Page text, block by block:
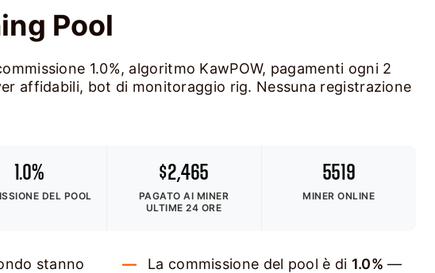
Pool
1.0%, algoritmo KawPOW, pagamenti ogni 2
affidabili, bot di monitoraggio rig. Nessuna registrazione
1.0%
DEL POOL
$2,465
PAGATO AI MINER
ULTIME 24 ORE
5519
MINER ONLINE
stanno
La commissione del pool è di 1.0% —